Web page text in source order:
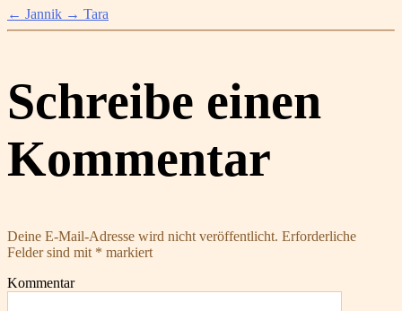
← Jannik → Tara
Schreibe einen
Kommentar
Deine E-Mail-Adresse wird nicht veröffentlicht. Erforderliche
Felder sind mit * markiert
Kommentar